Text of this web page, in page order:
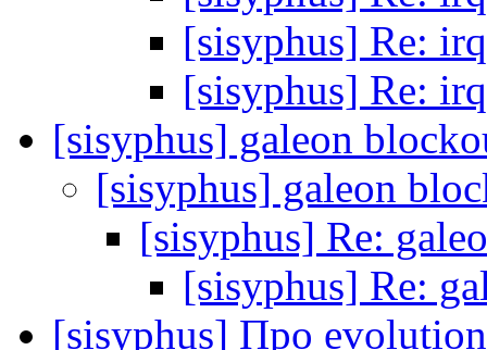
[sisyphus] Re:
[sisyphus] Re:
[sisyphus] galeon
[sisyphus] galeon
[sisyphus] Re:
[sisyphus] Re:
[sisyphus] Про